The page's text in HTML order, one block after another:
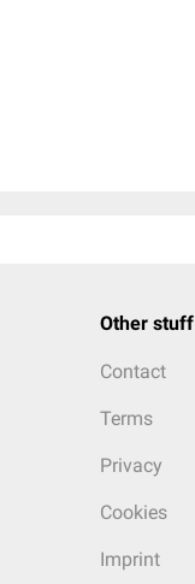
Other stuff
Contact
Terms
Privacy
Cookies
Imprint